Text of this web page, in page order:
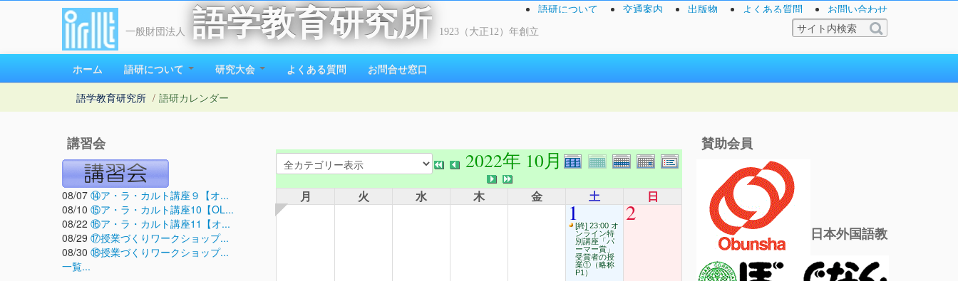
一般財団法人 語学教育研究所 1923（大正12）年創立
語研について 交通案内 出版物 よくある質問 お問い合わせ
ホーム 語研について 研究大会 よくある質問 お問合せ窓口
語学教育研究所 / 語研カレンダー
講習会
08/07 ⑭ア・ラ・カルト講座９【オ...
08/10 ⑮ア・ラ・カルト講座10【OL...
08/22 ⑯ア・ラ・カルト講座11【オ...
08/29 ⑰授業づくりワークショップ...
08/30 ⑱授業づくりワークショップ...
一覧...
2022年 10月
月 火 水 木 金 土 日
1[終] 23:00 オ
ンライン特
別講座「パ
ーマー賞」
受賞者の授
業①（略称
P1）
2
賛助会員
日本外国語教